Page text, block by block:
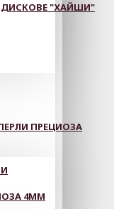
"ХАЙШИ"
ПРЕЦИОЗА
4ММ